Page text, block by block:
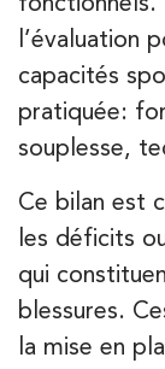
l’évaluation
capacités
pratiquée:
souplesse,
Ce bilan est
les déficits
qui
blessures.
la mise en